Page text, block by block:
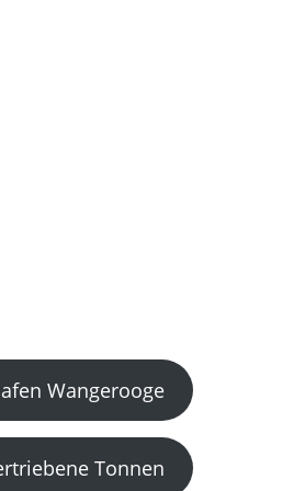
Wangerooge
Tonnen